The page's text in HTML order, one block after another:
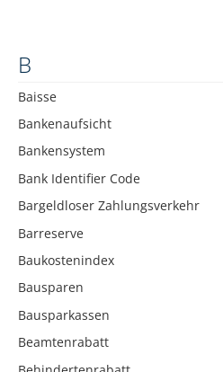
B
Baisse
Bankenaufsicht
Bankensystem
Bank Identifier Code
Bargeldloser Zahlungsverkehr
Barreserve
Baukostenindex
Bausparen
Bausparkassen
Beamtenrabatt